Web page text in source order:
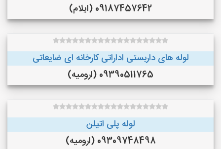
09187457642 (ایلام)
لوله های داربستی اداراتی کارخانه ای ضایعاتی
09390511765 (ارومیه)
لوله پلی اتیلن
09309748498 (ارومیه)